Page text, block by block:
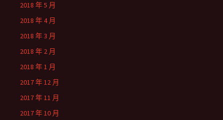
2018 年 5 月
2018 年 4 月
2018 年 3 月
2018 年 2 月
2018 年 1 月
2017 年 12 月
2017 年 11 月
2017 年 10 月